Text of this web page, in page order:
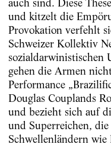
auch sind. Diese
und kitzelt die
Provokation verfehlt
Schweizer Kollektiv
sozialdarwinistischen
gehen die Armen
Performance
Douglas Couplands
und bezieht sich auf
und Superreichen,
Schwellenländern